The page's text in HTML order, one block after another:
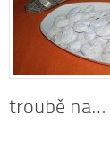
troubě na…